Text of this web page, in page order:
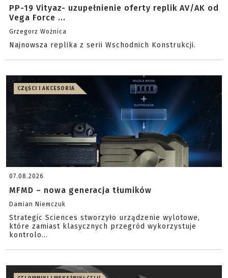
PP-19 Vityaz- uzupełnienie oferty replik AV/AK od
Vega Force ...
Grzegorz Woźnica
Najnowsza replika z serii Wschodnich Konstrukcji.
CZĘŚCI I AKCESORIA
07.08.2026
MFMD – nowa generacja tłumików
Damian Niemczuk
Strategic Sciences stworzyło urządzenie wylotowe,
które zamiast klasycznych przegród wykorzystuje
kontrolo...